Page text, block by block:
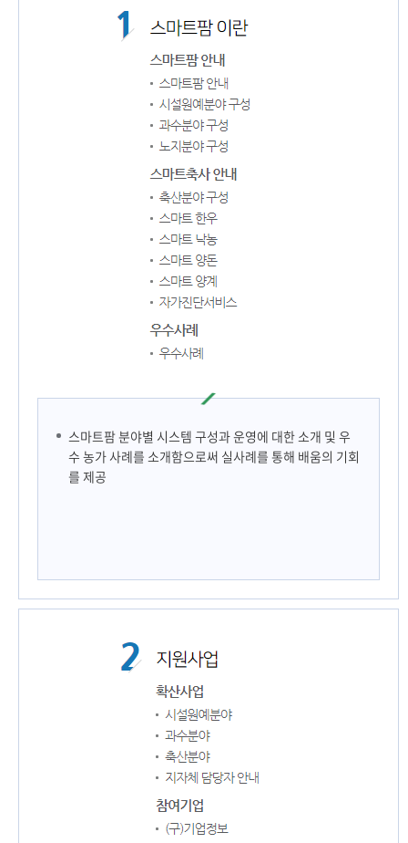
스마트팜 분야별 시스템 구성과 운영에 대한 소개 및 우
수 농가 사례를 소개함으로써 실사례를 통해 배움의 기회
를 제공